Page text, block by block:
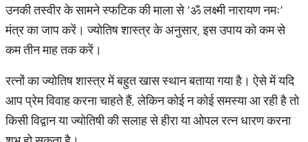
उनकी तस्वीर के सामने स्फटिक की माला से ’ॐ लक्ष्मी नारायण नमः’
मंत्र का जाप करें। ज्योतिष शास्त्र के अनुसार, इस उपाय को कम से
कम तीन माह तक करें।
रत्नों का ज्योतिष शास्त्र में बहुत खास स्थान बताया गया है। ऐसे में यदि
आप प्रेम विवाह करना चाहते हैं, लेकिन कोई न कोई समस्या आ रही है तो
किसी विद्वान या ज्योतिषी की सलाह से हीरा या ओपल रत्न धारण करना